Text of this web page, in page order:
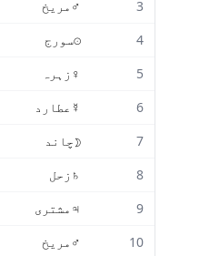
3
♂ مریخ
4
☉سورج
5
♀ زہرہ
6
☿ عطارد
7
☽چاند
8
♄ زحل
9
♃ مشتری
10
♂ مریخ